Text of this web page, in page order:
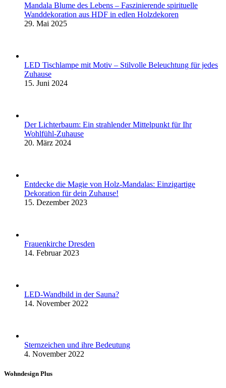
Mandala Blume des Lebens – Faszinierende spirituelle
Wanddekoration aus HDF in edlen Holzdekoren
29. Mai 2025
LED Tischlampe mit Motiv – Stilvolle Beleuchtung für jedes
Zuhause
15. Juni 2024
Der Lichterbaum: Ein strahlender Mittelpunkt für Ihr
Wohlfühl-Zuhause
20. März 2024
Entdecke die Magie von Holz-Mandalas: Einzigartige
Dekoration für dein Zuhause!
15. Dezember 2023
Frauenkirche Dresden
14. Februar 2023
LED-Wandbild in der Sauna?
14. November 2022
Sternzeichen und ihre Bedeutung
4. November 2022
Wohndesign Plus